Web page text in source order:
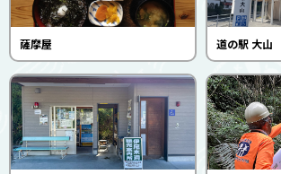
薩摩屋 道の駅 大山